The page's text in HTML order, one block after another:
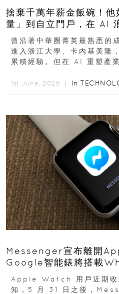
捨棄千萬年薪金飯碗！
量」到自立門戶，在 AI
曾沿著中華圈菁英最熟悉的
進入浙江大學、卡內基美
累積經驗。但在 AI 重塑產
1st June, 2026 ｜ In
Messenger宣布離開
Google智能錶將搭載
Apple Watch 用戶近期收
知，5 月 31 日之後，